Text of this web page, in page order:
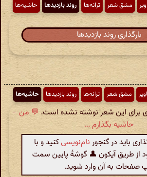
مشق شعر ترانه‌ها روند بازدیدها حاشیه‌ها
بارگذاری روند بازدیدها
مشق شعر ترانه‌ها روند بازدیدها حاشیه‌ها
برای این شعر نوشته نشده است. 💬 من
حاشیه بگذارم ...
باید در گنجور نام‌نویسیکنید و با
از طریق آیکون 👤 گوشهٔ پایین سمت
صفحات به آن وارد شوید.